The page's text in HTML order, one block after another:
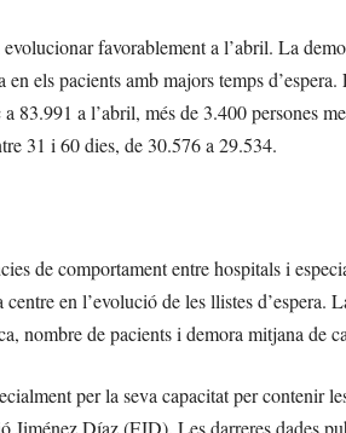
favorablement a l’abril. La
els pacients amb majors temps
83.991 a l’abril, més de 3.400 persones
31 i 60 dies, de 30.576 a 29.534.
de comportament entre hospitals i
en l’evolució de les llistes
nombre de pacients i demora mitjana de
per la seva capacitat per
Jiménez Díaz (FJD). Les darreres dades